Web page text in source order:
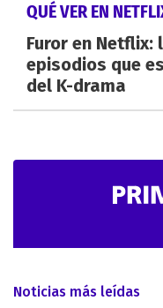
QUÉ VER EN
Furor en Netflix:
episodios que
del K-drama
Noticias más leídas